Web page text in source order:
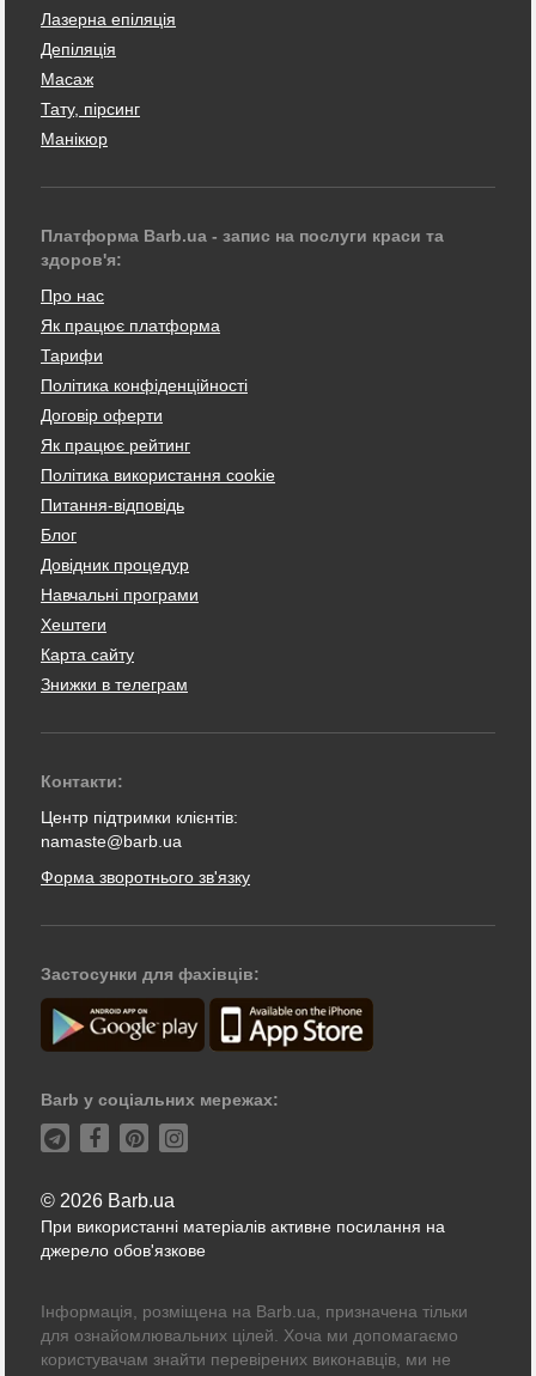
Лазерна епіляція
Депіляція
Масаж
Тату, пірсинг
Манікюр
Платформа Barb.ua - запис на послуги краси та
здоров'я:
Про нас
Як працює платформа
Тарифи
Політика конфіденційності
Договір оферти
Як працює рейтинг
Політика використання cookie
Питання-відповідь
Блог
Довідник процедур
Навчальні програми
Хештеги
Карта сайту
Знижки в телеграм
Контакти:
Центр підтримки клієнтів:
namaste@barb.ua
Форма зворотнього зв'язку
Застосунки для фахівців:
Barb у соціальних мережах:
© 2026 Barb.ua
При використанні матеріалів активне посилання на
джерело обов'язкове
Інформація, розміщена на Barb.ua, призначена тільки
для ознайомлювальних цілей. Хоча ми допомагаємо
користувачам знайти перевірених виконавців, ми не